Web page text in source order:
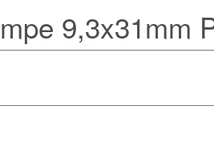
9,3x31mm